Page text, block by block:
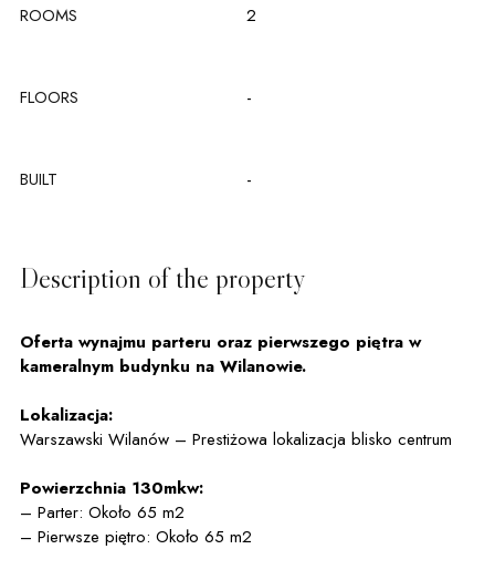
ROOMS 2
FLOORS -
BUILT -
Description of the property
Oferta wynajmu parteru oraz pierwszego piętra w
kameralnym budynku na Wilanowie.
Lokalizacja:
Warszawski Wilanów – Prestiżowa lokalizacja blisko centrum
Powierzchnia 130mkw:
– Parter: Około 65 m2
– Pierwsze piętro: Około 65 m2